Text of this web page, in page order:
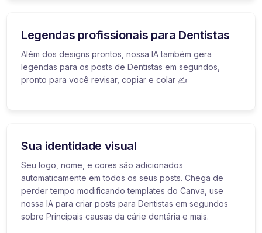
Legendas profissionais para Dentistas
Além dos designs prontos, nossa IA também gera
legendas para os posts de Dentistas em segundos,
pronto para você revisar, copiar e colar ✍️
Sua identidade visual
Seu logo, nome, e cores são adicionados
automaticamente em todos os seus posts. Chega de
perder tempo modificando templates do Canva, use
nossa IA para criar posts para Dentistas em segundos
sobre Principais causas da cárie dentária e mais.